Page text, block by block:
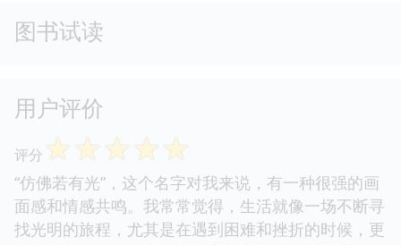
图书试读
用户评价
评分 ☆☆☆☆☆
“仿佛若有光”，这个名字对我来说，有一种很强的画
面感和情感共鸣。我常常觉得，生活就像一场不断寻
找光明的旅程，尤其是在遇到困难和挫折的时候，更